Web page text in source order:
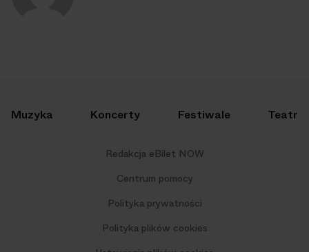
Muzyka Koncerty Festiwale Teatr
Redakcja eBilet NOW
Centrum pomocy
Polityka prywatności
Polityka plików cookies